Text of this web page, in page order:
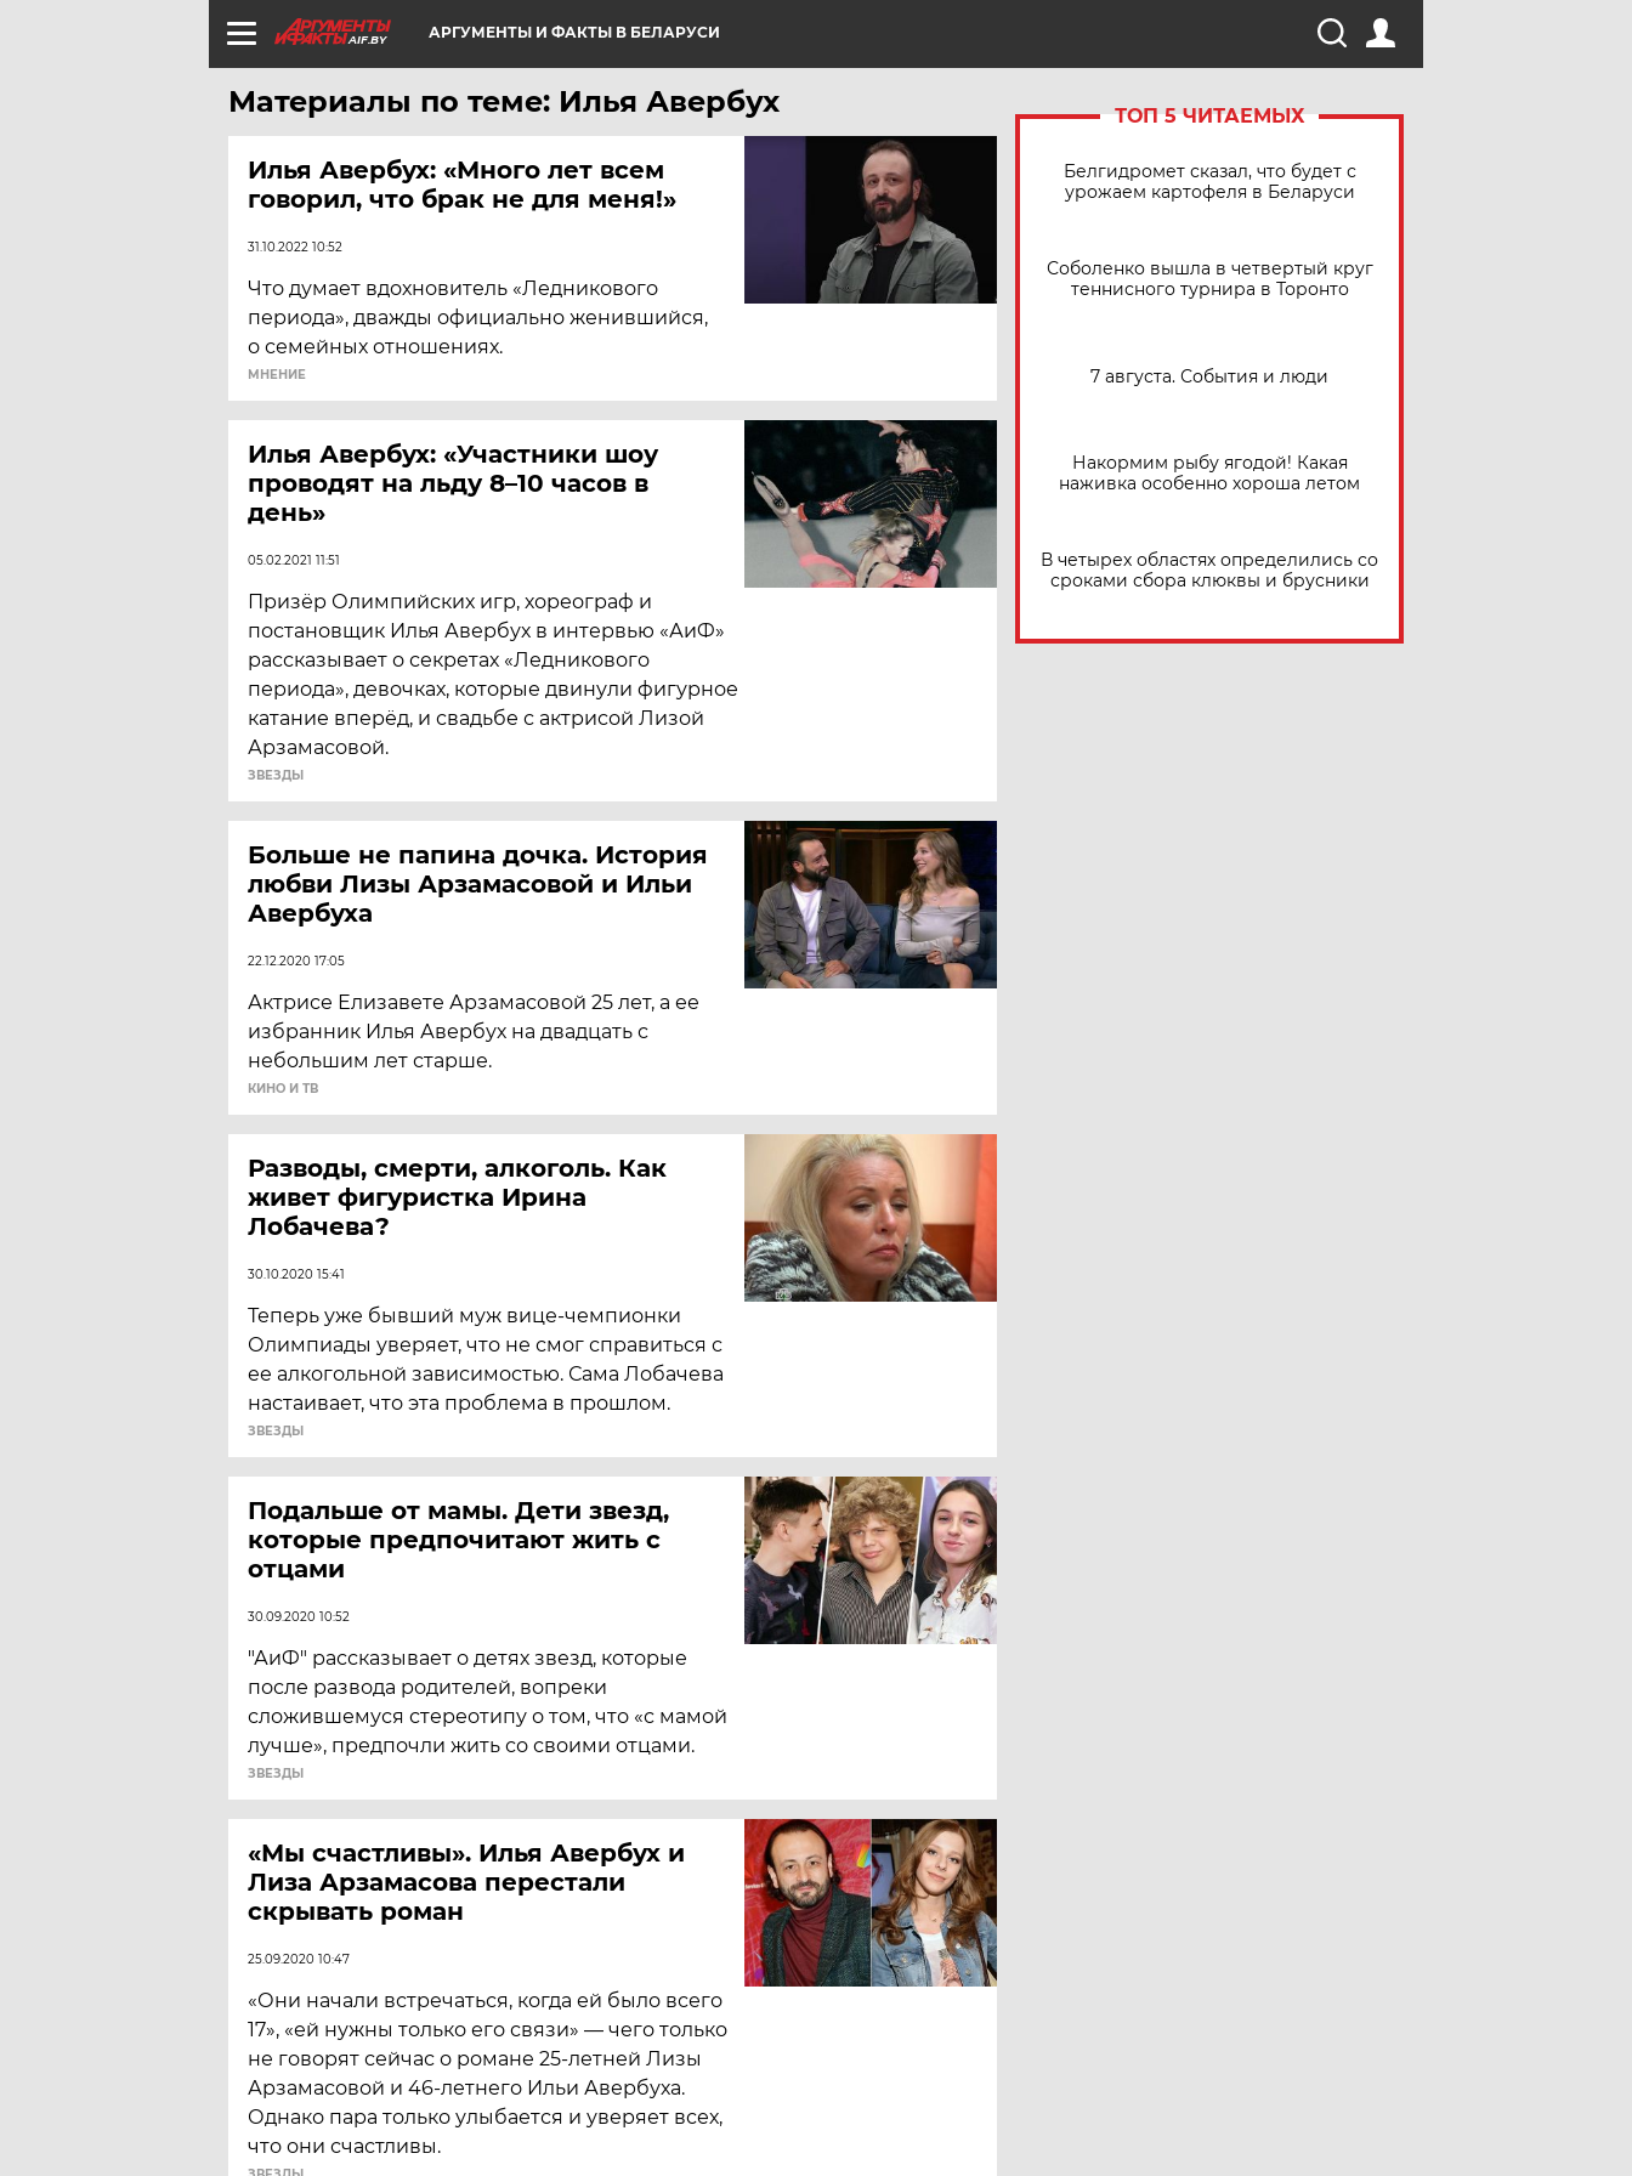
AIF.BY АРГУМЕНТЫ И ФАКТЫ В БЕЛАРУСИ
Материалы по теме: Илья Авербух
Илья Авербух: «Много лет всем
говорил, что брак не для меня!»
31.10.2022 10:52
Что думает вдохновитель «Ледникового
периода», дважды официально женившийся,
о семейных отношениях.
МНЕНИЕ
Илья Авербух: «Участники шоу
проводят на льду 8–10 часов в
день»
05.02.2021 11:51
Призёр Олимпийских игр, хореограф и
постановщик Илья Авербух в интервью «АиФ»
рассказывает о секретах «Ледникового
периода», девочках, которые двинули фигурное
катание вперёд, и свадьбе с актрисой Лизой
Арзамасовой.
ЗВЕЗДЫ
Больше не папина дочка. История
любви Лизы Арзамасовой и Ильи
Авербуха
22.12.2020 17:05
Актрисе Елизавете Арзамасовой 25 лет, а ее
избранник Илья Авербух на двадцать с
небольшим лет старше.
КИНО И ТВ
Разводы, смерти, алкоголь. Как
живет фигуристка Ирина
Лобачева?
30.10.2020 15:41
Теперь уже бывший муж вице-чемпионки
Олимпиады уверяет, что не смог справиться с
ее алкогольной зависимостью. Сама Лобачева
настаивает, что эта проблема в прошлом.
ЗВЕЗДЫ
Подальше от мамы. Дети звезд,
которые предпочитают жить с
отцами
30.09.2020 10:52
"АиФ" рассказывает о детях звезд, которые
после развода родителей, вопреки
сложившемуся стереотипу о том, что «с мамой
лучше», предпочли жить со своими отцами.
ЗВЕЗДЫ
«Мы счастливы». Илья Авербух и
Лиза Арзамасова перестали
скрывать роман
25.09.2020 10:47
«Они начали встречаться, когда ей было всего
17», «ей нужны только его связи» — чего только
не говорят сейчас о романе 25-летней Лизы
Арзамасовой и 46-летнего Ильи Авербуха.
Однако пара только улыбается и уверяет всех,
что они счастливы.
ТОП 5 ЧИТАЕМЫХ
Белгидромет сказал, что будет с
урожаем картофеля в Беларуси
Соболенко вышла в четвертый круг
теннисного турнира в Торонто
7 августа. События и люди
Накормим рыбу ягодой! Какая
наживка особенно хороша летом
В четырех областях определились со
сроками сбора клюквы и брусники